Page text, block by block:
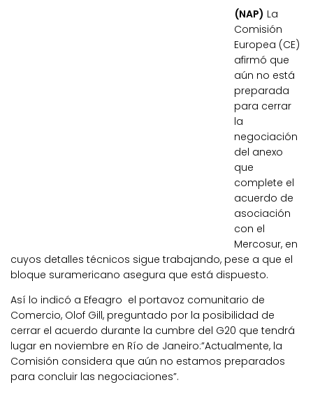
(NAP) La
Comisión
Europea (CE)
afirmó que
aún no está
preparada
para cerrar
la
negociación
del anexo
que
complete el
acuerdo de
asociación
con el
Mercosur, en
cuyos detalles técnicos sigue trabajando, pese a que el
bloque suramericano asegura que está dispuesto.
Así lo indicó a Efeagro el portavoz comunitario de
Comercio, Olof Gill, preguntado por la posibilidad de
cerrar el acuerdo durante la cumbre del G20 que tendrá
lugar en noviembre en Río de Janeiro:”Actualmente, la
Comisión considera que aún no estamos preparados
para concluir las negociaciones”.